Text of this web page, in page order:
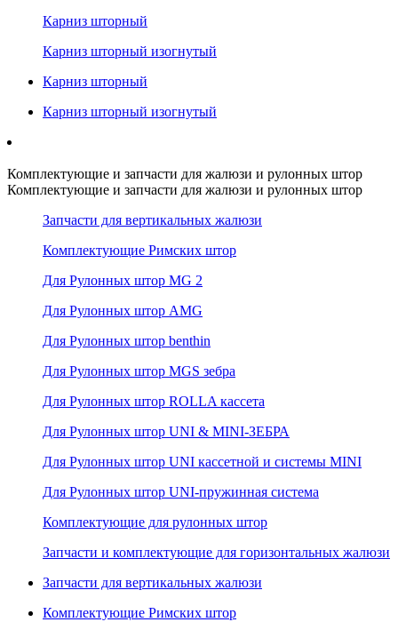
Карниз шторный
Карниз шторный изогнутый
Карниз шторный
Карниз шторный изогнутый
Комплектующие и запчасти для жалюзи и рулонных штор
Комплектующие и запчасти для жалюзи и рулонных штор
Запчасти для вертикальных жалюзи
Комплектующие Римских штор
Для Рулонных штор MG 2
Для Рулонных штор AMG
Для Рулонных штор benthin
Для Рулонных штор MGS зебра
Для Рулонных штор ROLLA кассета
Для Рулонных штор UNI & MINI-ЗЕБРА
Для Рулонных штор UNI кассетной и системы MINI
Для Рулонных штор UNI-пружинная система
Комплектующие для рулонных штор
Запчасти и комплектующие для горизонтальных жалюзи
Запчасти для вертикальных жалюзи
Комплектующие Римских штор